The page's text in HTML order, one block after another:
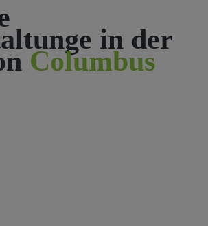
in der
Columbus